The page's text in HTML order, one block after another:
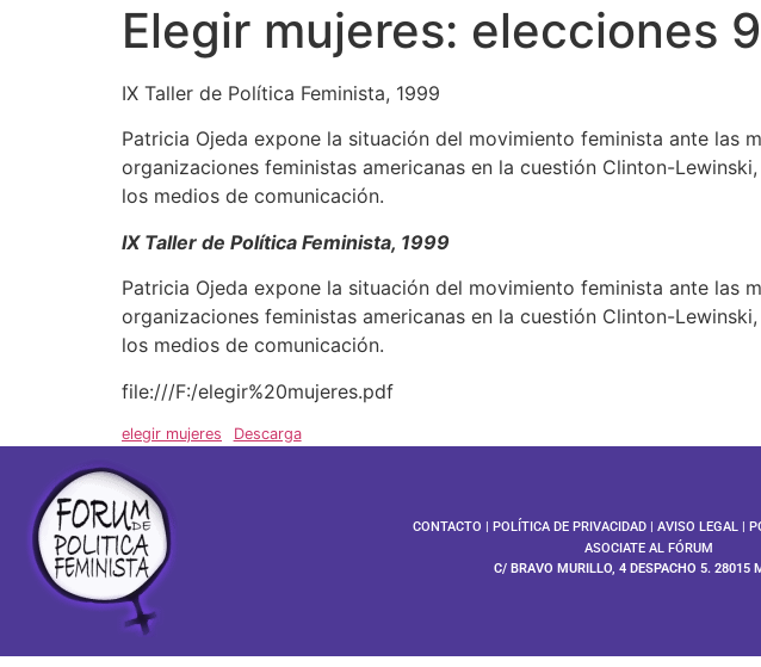
Elegir mujeres: elecciones
IX Taller de Política Feminista, 1999
Patricia Ojeda expone la situación del movimiento feminista ante las
organizaciones feministas americanas en la cuestión Clinton-
los medios de comunicación.
IX Taller de Política Feminista, 1999
Patricia Ojeda expone la situación del movimiento feminista ante las
organizaciones feministas americanas en la cuestión Clinton-
los medios de comunicación.
file:///F:/elegir%20mujeres.pdf
elegir mujeres Descarga
CONTACTO |POLÍTICA DE PRIVACIDAD |AVISO LEGAL |
ASOCIATE AL FÓRUM
C/ BRAVO MURILLO, 4 DESPACHO 5. 28015